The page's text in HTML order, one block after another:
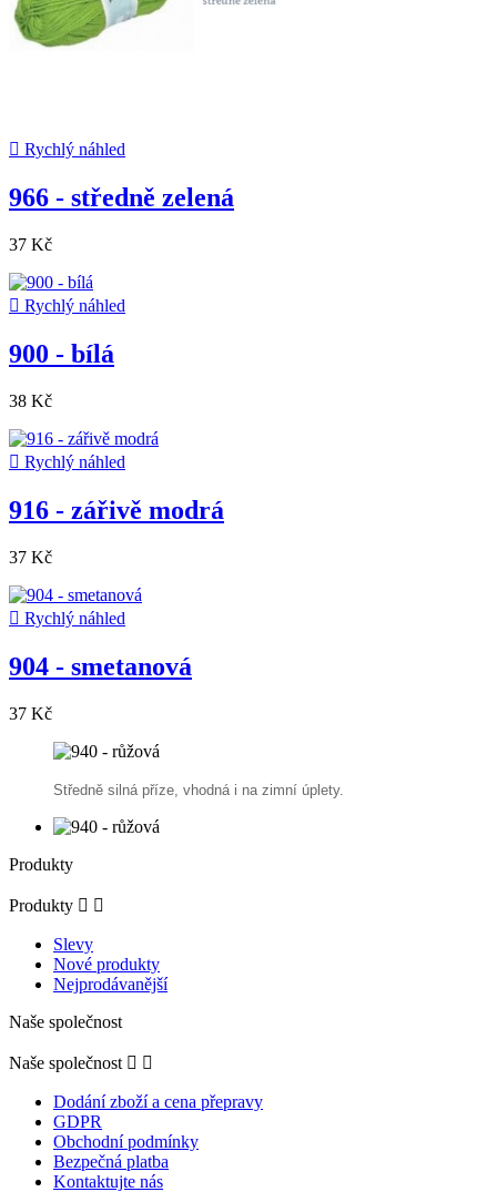
 Rychlý náhled
966 - středně zelená
37 Kč
 Rychlý náhled
900 - bílá
38 Kč
 Rychlý náhled
916 - zářivě modrá
37 Kč
 Rychlý náhled
904 - smetanová
37 Kč
Středně silná příze, vhodná i na zimní úplety.
Produkty
Produkty  
Slevy
Nové produkty
Nejprodávanější
Naše společnost
Naše společnost  
Dodání zboží a cena přepravy
GDPR
Obchodní podmínky
Bezpečná platba
Kontaktujte nás